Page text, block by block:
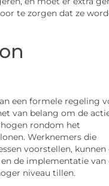
te zorgen dat ze
een formele regeling
van belang om de
rondom het
Werknemers die
voorstellen, kunnen
de implementatie van
niveau tillen.